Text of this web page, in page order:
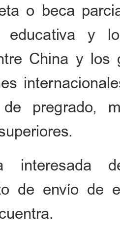
o beca
educativa y
China y los
de pregrado,
interesada
de envío de